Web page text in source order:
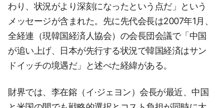
わり、状況がより深刻になったという点だ」という
メッセージが含まれた。先に先代会長は2007年1月、
全経連（現韓国経済人協会）の会長団会議で「中国
が追い上げ、日本が先行する状況で韓国経済はサン
ドイッチの境遇だ」と述べた経緯がある。
財界では、李在鎔（イ·ジェヨン）会長が最近、中国